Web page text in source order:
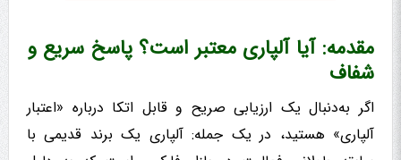
مقدمه: آیا آلپاری معتبر است؟ پاسخ سریع و
شفاف
اگر به‌دنبال یک ارزیابی صریح و قابل اتکا درباره «اعتبار
آلپاری» هستید، در یک جمله: آلپاری یک برند قدیمی با